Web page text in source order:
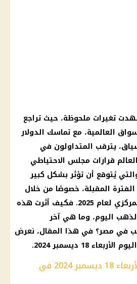
تغيرات ملحوظة، حيث تراجع
العالمية، مع تماسك الدولار
يترقب المتداولون في
قرارات مجلس الاحتياطي
يُتوقع أن تؤثر بشكل كبير
المقبلة، خصوصًا من خلال
لعام 2025. فكيف أثرت هذه
اليوم، وما هي آخر
في مصر؟ في هذا المقال، نعرض
الأربعاء 18 ديسمبر 2024 .
أسعار الذهب اليوم الأربعاء 18 ديسمبر 2024 في